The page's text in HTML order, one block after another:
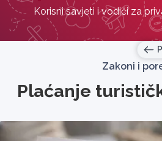
Korisni savjeti i vodiči za
Zakoni i
Plaćanje